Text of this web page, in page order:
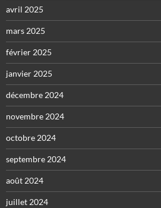
avril 2025
mars 2025
février 2025
janvier 2025
décembre 2024
novembre 2024
octobre 2024
septembre 2024
août 2024
juillet 2024